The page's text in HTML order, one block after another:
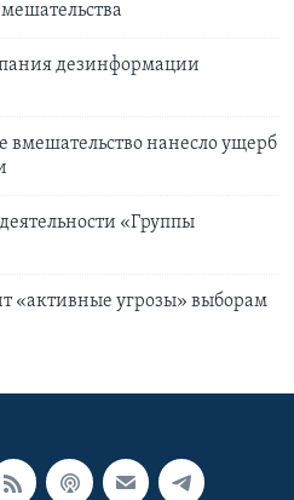
дезинформации
вмешательство нанесло ущерб
«Группы
«активные угрозы» выборам